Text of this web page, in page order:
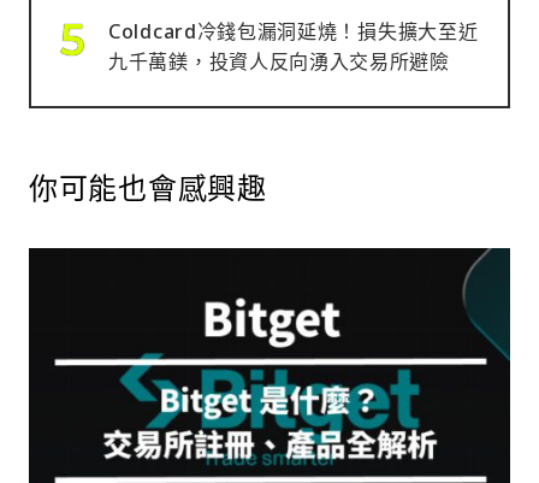
Coldcard冷錢包漏洞延燒！損失擴大至近
九千萬鎂，投資人反向湧入交易所避險
你可能也會感興趣